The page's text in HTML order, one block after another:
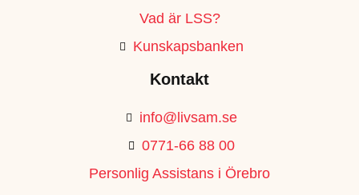
Vad är LSS?
Kunskapsbanken
Kontakt
info@livsam.se
0771-66 88 00
Personlig Assistans i Örebro